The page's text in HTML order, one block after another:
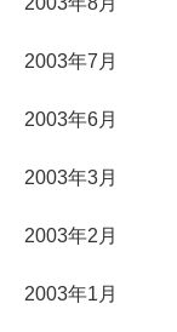
2003年7月
2003年6月
2003年3月
2003年2月
2003年1月